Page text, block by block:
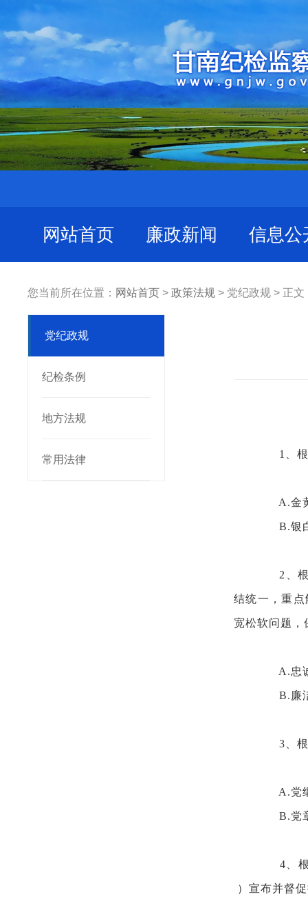
网站首页 廉政新闻 信息公
您当前所在位置： 网站首页 > 政策法规 > 党纪政规 > 正文
党纪政规
纪检条例
地方法规
常用法律 1、
A.金
B.银
2、
结统一，重
宽松软问题
A.忠
B.廉
3、
A.党
B.党
4、
）宣布并督